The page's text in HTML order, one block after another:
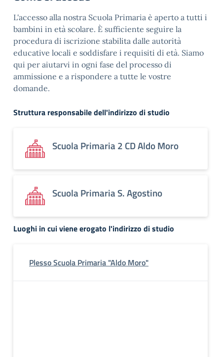
L'accesso alla nostra Scuola Primaria è aperto a tutti i
bambini in età scolare. È sufficiente seguire la
procedura di iscrizione stabilita dalle autorità
educative locali e soddisfare i requisiti di età. Siamo
qui per aiutarvi in ogni fase del processo di
ammissione e a rispondere a tutte le vostre
domande.
Struttura responsabile dell'indirizzo di studio
Scuola Primaria 2 CD Aldo Moro
Scuola Primaria S. Agostino
Luoghi in cui viene erogato l'indirizzo di studio
Plesso Scuola Primaria "Aldo Moro"